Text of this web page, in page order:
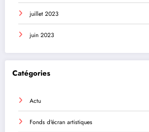
juillet 2023
juin 2023
Catégories
Actu
Fonds d'écran artistiques